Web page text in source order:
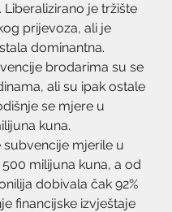
je tržište
prijevoza, ali je
dominantna.
brodarima su se
ali su ipak ostale
se mjere u
kuna.
subvencije mjerile u
milijuna kuna, a od
dobivala čak 92%
financijske izvještaje